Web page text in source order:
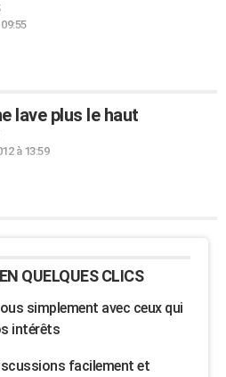
lave plus le haut
à 13:59
QUELQUES CLICS
simplement avec ceux qui
intérêts
facilement et